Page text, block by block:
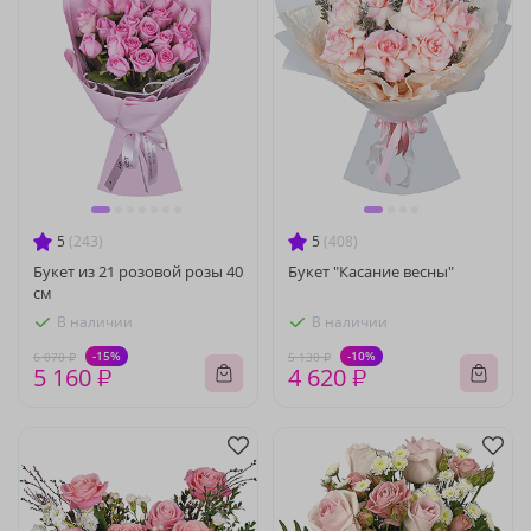
5 (243)
Букет из 21 розовой розы 40
см
В наличии
6 070 ₽ -15%
5 160 ₽
5 (408)
Букет "Касание весны"
В наличии
5 130 ₽ -10%
4 620 ₽